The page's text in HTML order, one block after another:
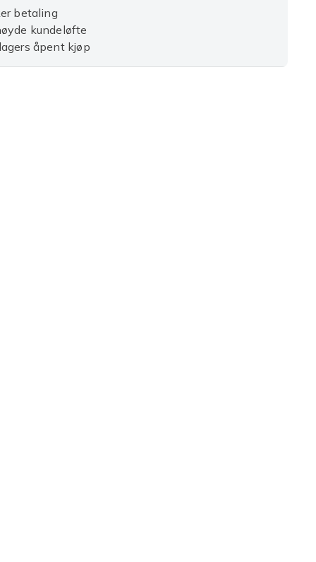
betaling
kundeløfte
åpent kjøp